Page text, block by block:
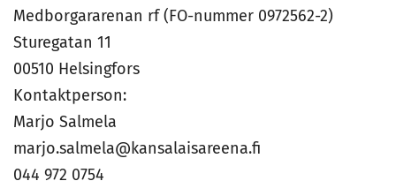
Medborgararenan rf (FO-nummer 0972562-2)
Sturegatan 11
00510 Helsingfors
Kontaktperson:
Marjo Salmela
marjo.salmela@kansalaisareena.fi
044 972 0754